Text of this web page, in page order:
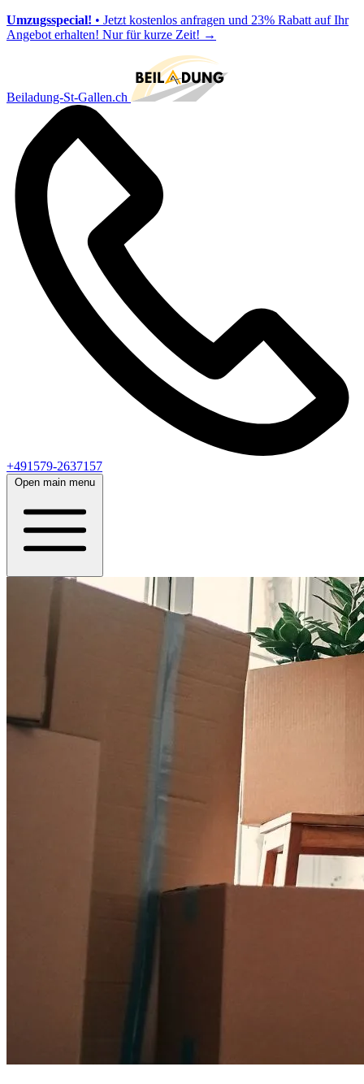
Umzugsspecial! • Jetzt kostenlos anfragen und 23% Rabatt auf Ihr
Angebot erhalten! Nur für kurze Zeit! →
Beiladung-St-Gallen.ch
+491579-2637157
Open main menu